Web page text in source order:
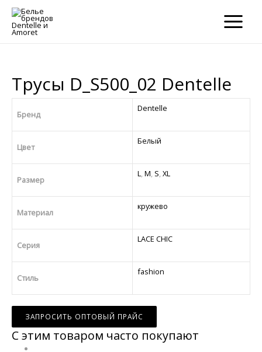
MAIN
Трусы D_S500_02 Dentelle
Бренд
Dentelle
Цвет
Белый
Размер
L M S XL
Материал
кружево
Серия
LACE CHIC
Стиль
fashion
ЗАПРОСИТЬ ОПТОВЫЙ ПРАЙС
С этим товаром часто покупают